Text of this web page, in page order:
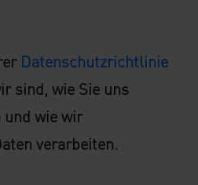
Datenschutzrichtlinie
sind, wie Sie uns
wie wir
verarbeiten.